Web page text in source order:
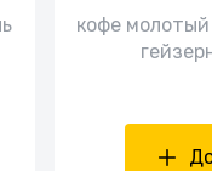
кофе молотый